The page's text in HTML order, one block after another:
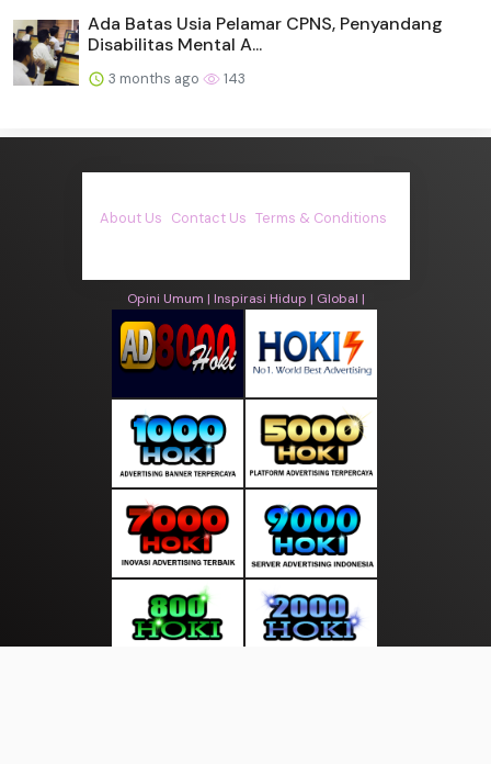
Ada Batas Usia Pelamar CPNS, Penyandang
Disabilitas Mental A...
3 months ago 143
About Us Contact Us Terms & Conditions
Opini Umum | Inspirasi Hidup | Global |